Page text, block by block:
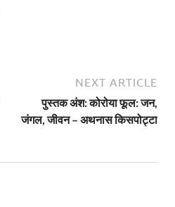
NEXT ARTICLE
पुस्तक अंश: कोरोया फूल: जन,
जंगल, जीवन – अथनास किसपोट्टा